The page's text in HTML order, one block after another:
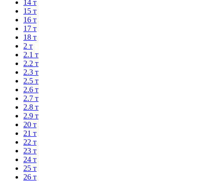
14 т
15 т
16 т
17 т
18 т
2 т
2.1 т
2.2 т
2.3 т
2.5 т
2.6 т
2.7 т
2.8 т
2.9 т
20 т
21 т
22 т
23 т
24 т
25 т
26 т